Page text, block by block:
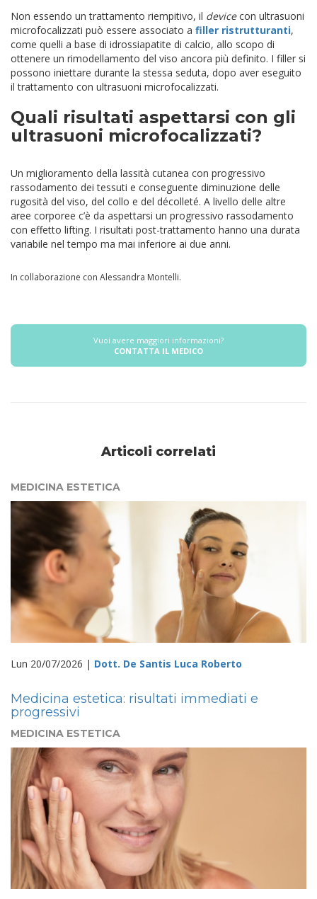
Non essendo un trattamento riempitivo, il devicecon ultrasuoni
microfocalizzati può essere associato a filler ristrutturanti,
come quelli a base di idrossiapatite di calcio, allo scopo di
ottenere un rimodellamento del viso ancora più definito. I filler si
possono iniettare durante la stessa seduta, dopo aver eseguito
il trattamento con ultrasuoni microfocalizzati.
Quali risultati aspettarsi con gli
ultrasuoni microfocalizzati?
Un miglioramento della lassità cutanea con progressivo
rassodamento dei tessuti e conseguente diminuzione delle
rugosità del viso, del collo e del décolleté. A livello delle altre
aree corporee c’è da aspettarsi un progressivo rassodamento
con effetto lifting. I risultati post-trattamento hanno una durata
variabile nel tempo ma mai inferiore ai due anni.
In collaborazione con Alessandra Montelli.
Vuoi avere maggiori informazioni?
CONTATTA IL MEDICO
Articoli correlati
MEDICINA ESTETICA
Lun 20/07/2026 | Dott. De Santis Luca Roberto
Medicina estetica: risultati immediati e
progressivi
MEDICINA ESTETICA